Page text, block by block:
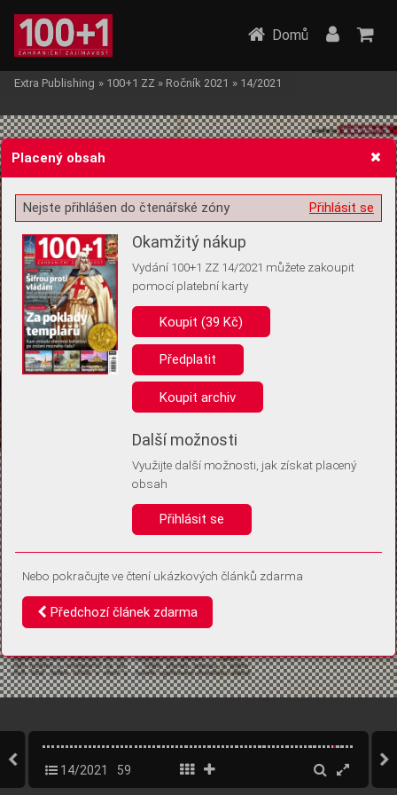
Žádost o souhlas s ukládáním volitelných informací
Pro základní fungování webu nepotřebujeme ukládat žádné informace
(tzv. cookies apod.). Rádi bychom vás ale požádali o souhlas s
uložením volitelných informací:
Anonymní unikátní ID
Díky němu příště poznáme, že se jedná o stejné zařízení, a
Identifikátor je zcela anonymní.
Vaše souhlasy a odmítnutí si ukládáme do vašeho zařízení, abychom se
vás už příště znovu neptali. Můžete je kdykoli později upravit ve Správě
Domů
Extra Publishing » 100+1 ZZ » Ročník 2021 » 14/2021
14/2021 59
Placený obsah
Přihlásit se
Nejste přihlášen do čtenářské zóny
Okamžitý nákup
Vydání 100+1 ZZ 14/2021 můžete zakoupit
pomocí platební karty
Koupit (39 Kč)
Předplatit
Koupit archiv
Další možnosti
Využijte další možnosti, jak získat placený
obsah
Přihlásit se
Nebo pokračujte ve čtení ukázkových článků zdarma
Předchozí článek zdarma